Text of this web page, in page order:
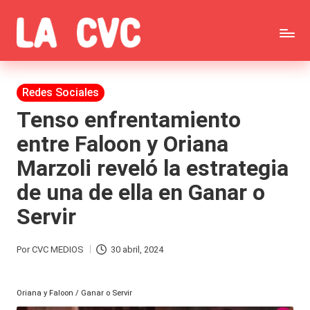
Saltar
al
contenido
C
o
p
u
c
h
a
s
y
ar
Todas
las
noticias
de
la
farándula,
Realitys,
Tierra
Gran
Publicada
en
Redes Sociales
Tenso enfrentamiento
entre Faloon y Oriana
Marzoli reveló la estrategia
de una de ella en Ganar o
Servir
Publicado
PorCVC MEDIOS 30 abril, 2024
Oriana y Faloon / Ganar o Servir